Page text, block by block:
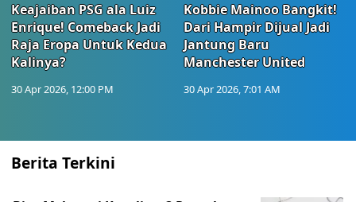
Keajaiban PSG ala Luiz
Enrique! Comeback Jadi
Raja Eropa Untuk Kedua
Kalinya?
30 Apr 2026, 12:00 PM
Kobbie Mainoo Bangkit!
Dari Hampir Dijual Jadi
Jantung Baru
Manchester United
30 Apr 2026, 7:01 AM
Berita Terkini